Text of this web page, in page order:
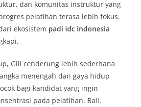
dan komunitas instruktur yang
pelatihan terasa lebih fokus.
ekosistem padi idc indonesia
Gili cenderung lebih sederhana
menengah dan gaya hidup
bagi kandidat yang ingin
pada pelatihan. Bali,